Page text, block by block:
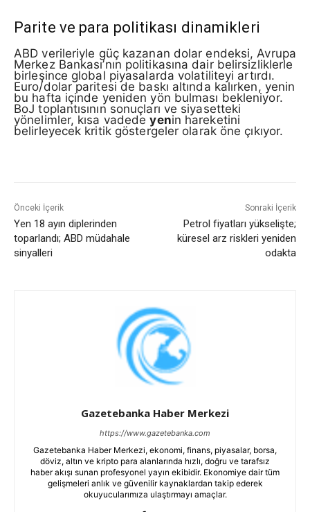
Parite ve para politikası dinamikleri
ABD verileriyle güç kazanan dolar endeksi, Avrupa
Merkez Bankası’nın politikasına dair belirsizliklerle
birleşince global piyasalarda volatiliteyi artırdı.
Euro/dolar paritesi de baskı altında kalırken, yenin
bu hafta içinde yeniden yön bulması bekleniyor.
BoJ toplantısının sonuçları ve siyasetteki
yönelimler, kısa vadedeyenin hareketini
belirleyecek kritik göstergeler olarak öne çıkıyor.
Önceki İçerik
Yen 18 ayın diplerinden
toparlandı; ABD müdahale
sinyalleri
Sonraki İçerik
Petrol fiyatları yükselişte;
küresel arz riskleri yeniden
odakta
Gazetebanka Haber Merkezi
https://www.gazetebanka.com
Gazetebanka Haber Merkezi, ekonomi, finans, piyasalar, borsa,
döviz, altın ve kripto para alanlarında hızlı, doğru ve tarafsız
haber akışı sunan profesyonel yayın ekibidir. Ekonomiye dair tüm
gelişmeleri anlık ve güvenilir kaynaklardan takip ederek
okuyucularımıza ulaştırmayı amaçlar.